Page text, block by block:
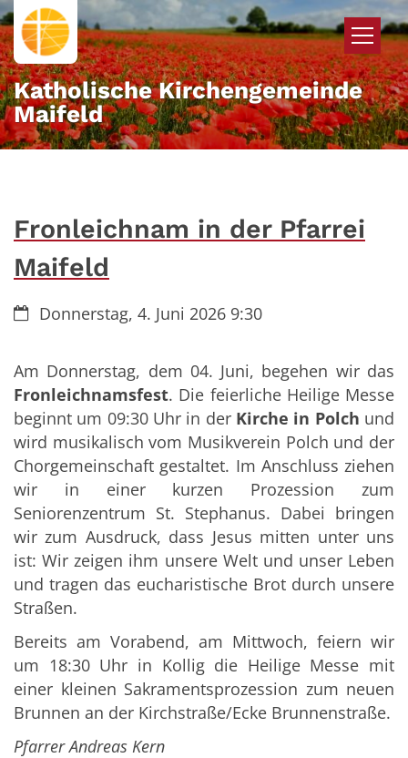
Zum Inhalt springen
Katholische Kirchengemeinde
Maifeld
Fronleichnam in der Pfarrei
Maifeld
Datum:Donnerstag, 4. Juni 2026 9:30
Am Donnerstag, dem 04. Juni, begehen wir das
Fronleichnamsfest. Die feierliche Heilige Messe
beginnt um 09:30 Uhr in der Kirche in Polch und
wird musikalisch vom Musikverein Polch und der
Chorgemeinschaft gestaltet. Im Anschluss ziehen
wir in einer kurzen Prozession zum
Seniorenzentrum St. Stephanus. Dabei bringen
wir zum Ausdruck, dass Jesus mitten unter uns
ist: Wir zeigen ihm unsere Welt und unser Leben
und tragen das eucharistische Brot durch unsere
Straßen.
Bereits am Vorabend, am Mittwoch, feiern wir
um 18:30 Uhr in Kollig die Heilige Messe mit
einer kleinen Sakramentsprozession zum neuen
Brunnen an der Kirchstraße/Ecke Brunnenstraße.
Pfarrer Andreas Kern